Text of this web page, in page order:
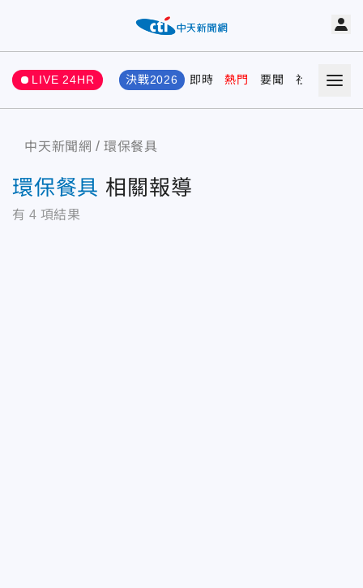
LIVE 24HR 決戰2026 即時 熱門 要聞 社會 娛樂
中天新聞網 環保餐具
環保餐具 相關報導
有 4 項結果